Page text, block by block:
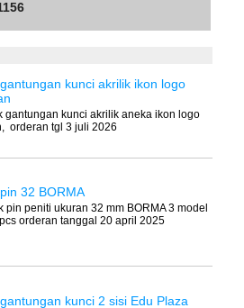
kunci akrilik ikon logo
gantungan kunci akrilik aneka ikon logo
orderan tgl 3 juli 2026
32 BORMA
pin peniti ukuran 32 mm BORMA 3 model
orderan tanggal 20 april 2025
kunci 2 sisi Edu Plaza